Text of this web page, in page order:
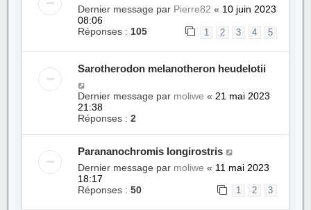
Dernier message par Pierre82 « 10 juin 2023
08:06
Réponses :105 1 2 3 4 5
Sarotherodon melanotheron heudelotii
Dernier message par moliwe « 21 mai 2023
21:38
Réponses :2
Parananochromis longirostris
Dernier message par moliwe « 11 mai 2023
18:17
Réponses :50 1 2 3